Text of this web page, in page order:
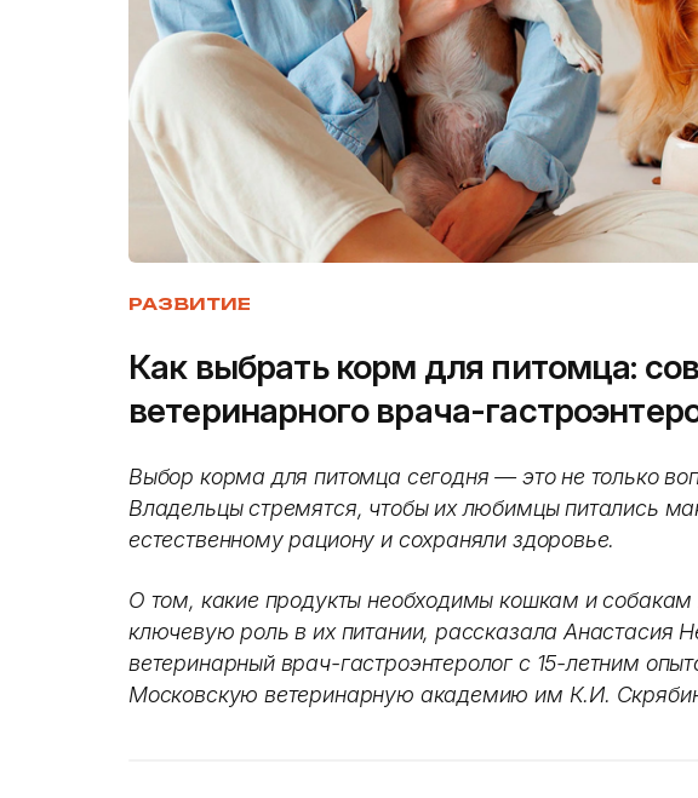
РАЗВИТИЕ
Как выбрать корм для питомца:
ветеринарного врача-
Выбор корма для питомца сегодня — это не только
Владельцы стремятся, чтобы их любимцы питались
естественному рациону и сохраняли здоровье.
О том, какие продукты необходимы кошкам и
ключевую роль в их питании, рассказала Анастасия
ветеринарный врач-гастроэнтеролог с 15-летним
Московскую ветеринарную академию им К.И.